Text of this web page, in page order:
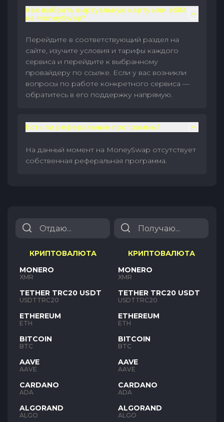
Как выбрать виртуальную карту или eSIM
на MoneySwap?
Перейдите в соответствующий раздел на
сайте, изучите условия и тарифы каждого
сервиса и перейдите к выбранному
провайдеру по ссылке. Если у вас возникли
вопросы по работе конкретного сервиса —
обратитесь в его поддержку напрямую.
Есть ли реферальные программы?
На данный момент на MoneySwap отсутствует
собственная реферальная программа.
КРИПТОВАЛЮТА
MONERO
XMR
TETHER TRC20 USDT
USDTTRC20
ETHEREUM
ETH
BITCOIN
BTC
AAVE
AAVE
CARDANO
ADA
ALGORAND
ALGO
КРИПТОВАЛЮТА
MONERO
XMR
TETHER TRC20 USDT
USDTTRC20
ETHEREUM
ETH
BITCOIN
BTC
AAVE
AAVE
CARDANO
ADA
ALGORAND
ALGO